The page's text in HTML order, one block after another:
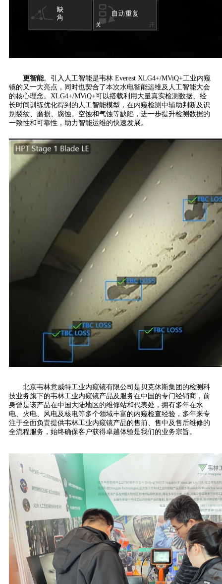
更智能。引入人工智能是韦林 Everest XLG4+/MViQ+工业内窥
镜的又一大亮点，同时也契合了本次水电智能运维及人工智能大会
的核心理念。XLG4+/MViQ+可以搭载利用大量真实检测数据、经
长时间训练优化得到的人工智能模型，在内窥检测中辅助判断及识
别裂纹、磨损、腐蚀、空蚀和气蚀等缺陷，进一步提升检测数据的
一致性和可靠性，助力智能运维的快速发展。
北京韦林意威特工业内窥镜有限公司是贝克休斯集团的检测科
技业务旗下的韦林工业内窥镜产品及服务在中国的专门经销商，前
身曾是该产品在中国大陆地区的维修站和代表处，拥有多年在水
电、火电、风电及核电等多个领域丰富的内窥检查经验，多年来专
注于全面负责提供韦林工业内窥镜产品的售前、售中及售后维修的
全流程服务，始终确保客户获得卓越体验是我们的业务宗旨。